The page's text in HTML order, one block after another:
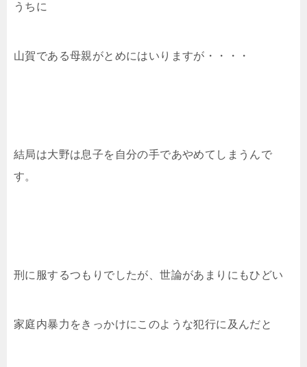
うちに
山賀である母親がとめにはいりますが・・・・
結局は大野は息子を自分の手であやめてしまうんで
す。
刑に服するつもりでしたが、世論があまりにもひどい
家庭内暴力をきっかけにこのような犯行に及んだと